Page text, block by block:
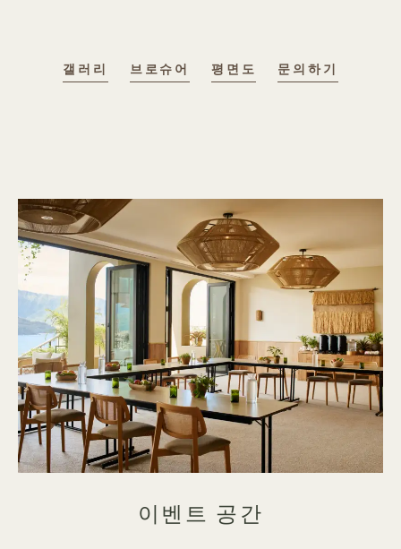
갤러리 브로슈어 평면도 문의하기
이벤트 공간